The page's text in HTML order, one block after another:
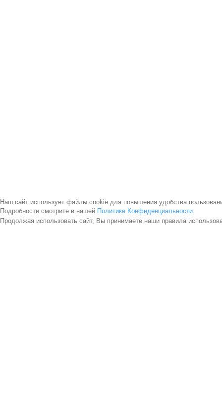
Наш сайт использует файлы cookie для повышения удобства
Подробности смотрите в нашей Политике Конфиденциальности.
Продолжая использовать сайт, Вы принимаете наши правила